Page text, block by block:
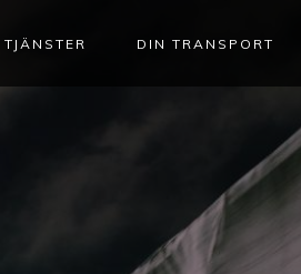
TJÄNSTER DIN TRANSPORT